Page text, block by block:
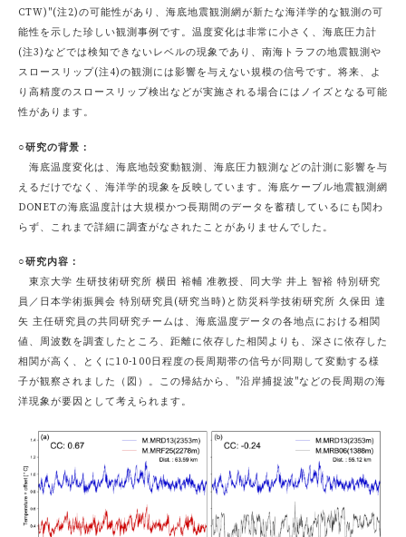
CTW)"(注2)の可能性があり、海底地震観測網が新たな海洋学的な観測の可
能性を示した珍しい観測事例です。温度変化は非常に小さく、海底圧力計
(注3)などでは検知できないレベルの現象であり、南海トラフの地震観測や
スロースリップ(注4)の観測には影響を与えない規模の信号です。将来、よ
り高精度のスロースリップ検出などが実施される場合にはノイズとなる可能
性があります。
○研究の背景：
海底温度変化は、海底地殻変動観測、海底圧力観測などの計測に影響を与
えるだけでなく、海洋学的現象を反映しています。海底ケーブル地震観測網
DONETの海底温度計は大規模かつ長期間のデータを蓄積しているにも関わ
らず、これまで詳細に調査がなされたことがありませんでした。
○研究内容：
東京大学 生研技術研究所 横田 裕輔 准教授、同大学 井上 智裕 特別研究
員／日本学術振興会 特別研究員(研究当時)と防災科学技術研究所 久保田 達
矢 主任研究員の共同研究チームは、海底温度データの各地点における相関
値、周波数を調査したところ、距離に依存した相関よりも、深さに依存した
相関が高く、とくに10-100日程度の長周期帯の信号が同期して変動する様
子が観察されました（図）。この帰結から、"沿岸捕捉波"などの長周期の海
洋現象が要因として考えられます。